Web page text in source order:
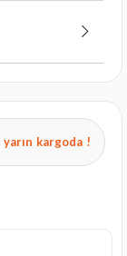
yarın kargoda !